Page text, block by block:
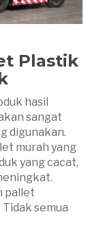
Plastik
hasil
sangat
digunakan.
murah yang
yang cacat,
pallet
semua